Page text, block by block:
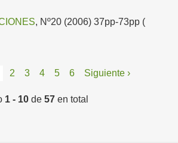
, Nº20 (2006) 37pp-73pp (
2 3 4 5 6 Siguiente ›
1 - 10 de 57 en total